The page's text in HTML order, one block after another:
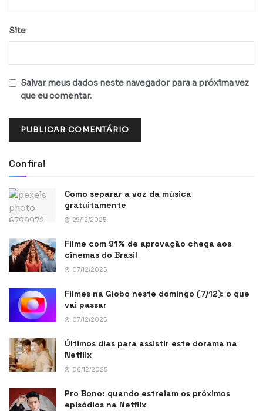
Site
Salvar meus dados neste navegador para a próxima vez
que eu comentar.
Confira!
Como separar a voz da música
gratuitamente
29/12/2025
Filme com 91% de aprovação chega aos
cinemas do Brasil
07/12/2025
Filmes na Globo neste domingo (7/12): o que
vai passar
07/12/2025
Últimos dias para assistir este dorama na
Netflix
06/12/2025
Pro Bono: quando estreiam os próximos
episódios na Netflix